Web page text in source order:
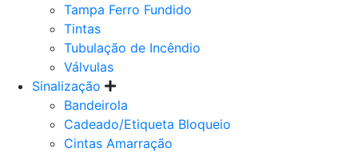
Tampa Ferro Fundido
Tintas
Tubulação de Incêndio
Válvulas
Sinalização
Bandeirola
Cadeado/Etiqueta Bloqueio
Cintas Amarração